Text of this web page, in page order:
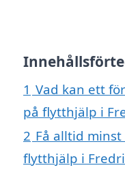
1 Vad kan ett
på flytthjälp i
2 Få alltid
flytthjälp i